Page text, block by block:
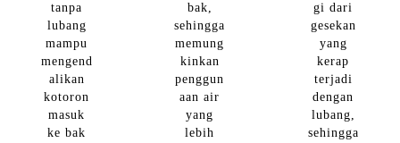
tanpa
lubang
mampu
mengend
alikan
kotoron
masuk
ke bak
bak,
sehingga
memung
kinkan
penggun
aan air
yang
lebih
gi dari
gesekan
yang
kerap
terjadi
dengan
lubang,
sehingga